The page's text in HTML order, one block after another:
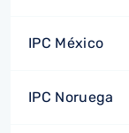
IPC México
IPC Noruega